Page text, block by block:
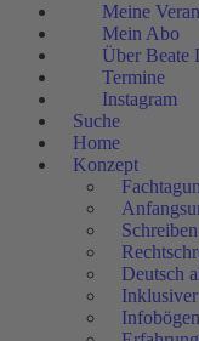
Meine
Mein Abo
Über Beate
Termine
Instagram
Suche
Home
Konzept
Schreiben
Deutsch
Infobögen